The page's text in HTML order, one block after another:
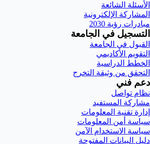
الأسئلة الشائعة
المشاركة الإلكترونية
مبادرات رؤية 2030
التسجيل في الجامعة
القبول في الجامعة
التقويم الأكاديمي
الخطط الدراسية
التحقق من وثيقة التخرج
دعم فني
نظام تواصل
مشاركة المستفيد
إدارة تقنية المعلومات
سياسة أمن المعلومات
سياسة الاستخدام الآمن
دليل البيانات المفتوحة